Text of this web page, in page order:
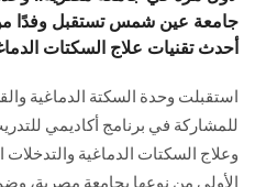
سجل
جامعة عين شمس تستقبل وفدًا من
أحدث تقنيات علاج السكتات
استقبلت وحدة السكتة الدماغية
للمشاركة في برنامج أكاديمي
وعلاج السكتات الدماغية
الأولى من نوعها بجامعة مصرية،